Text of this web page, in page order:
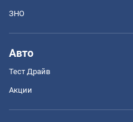
ЗНО
Авто
Тест Драйв
Акции